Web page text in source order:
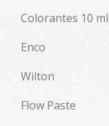
Colorantes 10 ml
Enco
Wilton
Flow Paste